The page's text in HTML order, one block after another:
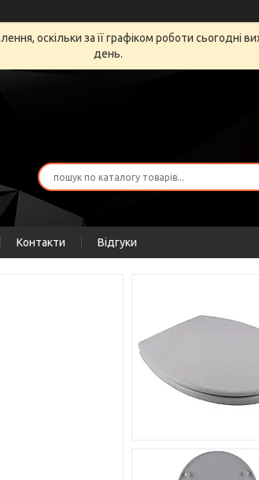
оскільки за її графіком роботи сьогодні
день.
Контакти Відгуки